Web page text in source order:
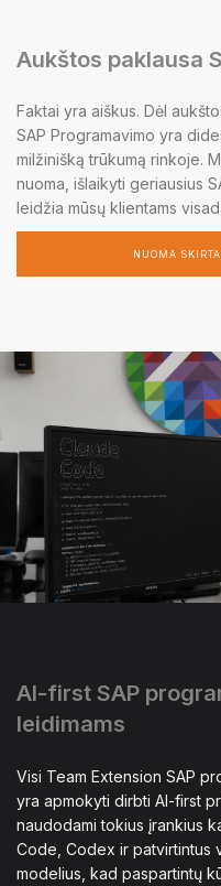
Aukštos paklausa
Faktai yra aiškus. Dėl
SAP Programavimo yra
milžinišką trūkumą rinkoje.
nuoma, išlaikyti geriausius
leidžia mūsų klientams
NUOMA
AI-first SAP
leidimams
Visi Team Extension SAP
yra apmokyti dirbti AI-first
naudodami tokius įrankius
Code, Codex ir patvirtintus
modelius, kad paspartintų